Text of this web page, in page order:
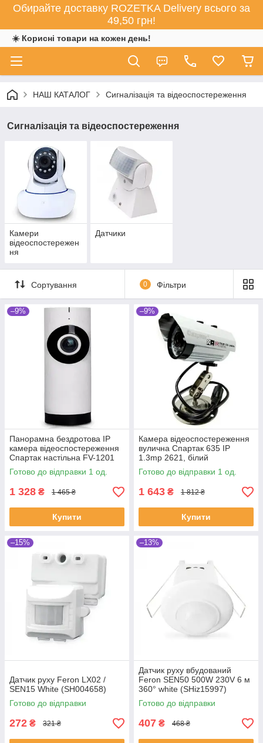
Обирайте доставку ROZETKA Delivery всього за
49,50 грн!
☀️ Корисні товари на кожен день!
НАШ КАТАЛОГ Сигналізація та відеоспостереження
Сигналізація та відеоспостереження
Камери
відеоспостережен
ня
Датчики
Сортування 0 Фільтри
–9%
Панорамна бездротова IP
камера відеоспостереження
Спартак настільна FV-1201
CAMERA 1315 WIFI
(SH005788)
Готово до відправки 1 од.
1 328 ₴ 1 465 ₴
Купити
–9%
Камера відеоспостереження
вулична Спартак 635 IP
1.3mp 2621, білий
(SH010675)
Готово до відправки 1 од.
1 643 ₴ 1 812 ₴
Купити
–15%
Датчик руху Feron LX02 /
SEN15 White (SH004658)
Готово до відправки
272 ₴ 321 ₴
–13%
Датчик руху вбудований
Feron SEN50 500W 230V 6 м
360° white (SHiz15997)
Готово до відправки
407 ₴ 468 ₴